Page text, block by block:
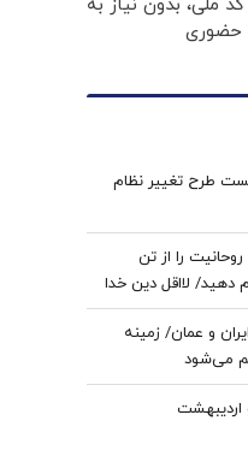
ملی، بدون نیاز به
حضوری
شکست طرح تغییر نظام
را از تن
دهید/ لااقل دین خدا
و عمان/ زمینه
می‌شود
اردیبهشت